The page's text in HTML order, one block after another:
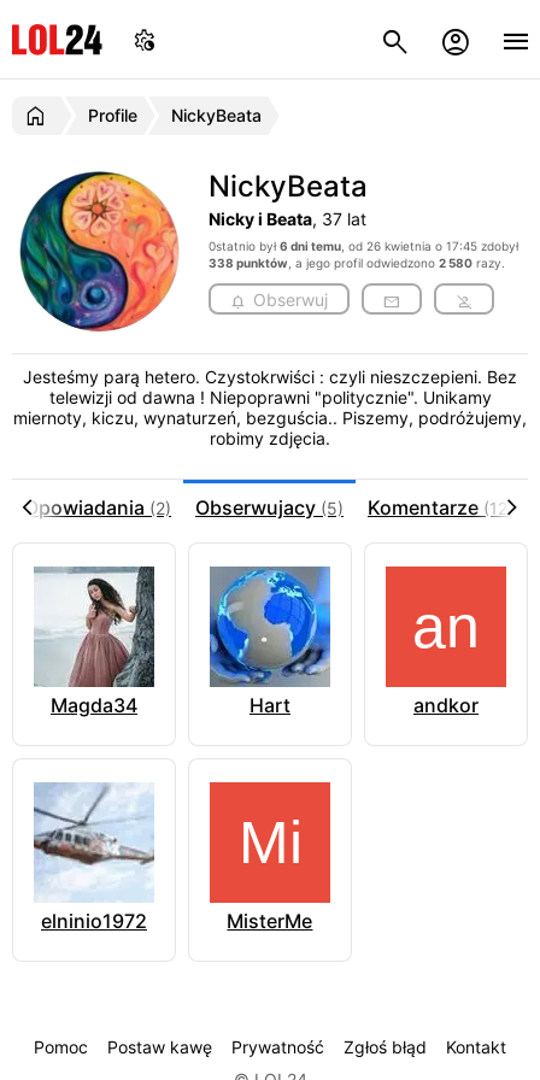
Profile NickyBeata
NickyBeata
Nicky i Beata, 37 lat
0statnio był6 dni temu, od 26 kwietnia o 17:45 zdobył
338 punktów , a jego profil odwiedzono 2 580razy.
Obserwuj
Jesteśmy parą hetero. Czystokrwiści : czyli nieszczepieni. Bez
telewizji od dawna ! Niepoprawni "politycznie". Unikamy
miernoty, kiczu, wynaturzeń, bezguścia.. Piszemy, podróżujemy,
robimy zdjęcia.
Opowiadania (2) Obserwujacy (5) Komentarze (123)
Magda34 Hart andkor
elninio1972 MisterMe
Pomoc Postaw kawę Prywatność Zgłoś błąd
Kontakt